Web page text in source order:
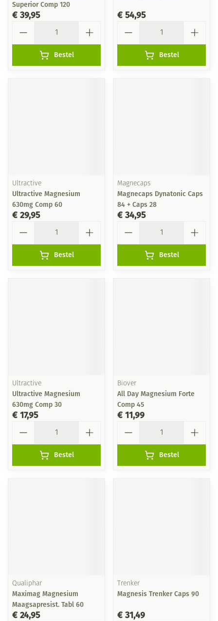
Superior Comp 120
€ 39,95
Bestel
€ 54,95
Bestel
Ultractive
Ultractive Magnesium
630mg Comp 60
€ 29,95
Bestel
Magnecaps
Magnecaps Dynatonic Caps
84 + Caps 28
€ 34,95
Bestel
Ultractive
Ultractive Magnesium
630mg Comp 30
€ 17,95
Bestel
Biover
All Day Magnesium Forte
Comp 45
€ 11,99
Bestel
Qualiphar
Maximag Magnesium
Maagsapresist. Tabl 60
€ 24,95
Trenker
Magnesis Trenker Caps 90
€ 31,49